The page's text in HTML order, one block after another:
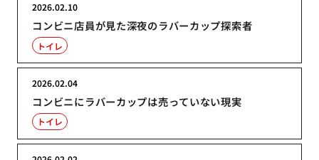
コンビニ店員が見た深夜のラバーカップ探索者
2026.02.10
トイレ
コンビニにラバーカップは売っていない現実
2026.02.04
トイレ